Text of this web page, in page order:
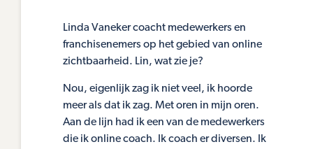
Linda Vaneker coacht medewerkers en
franchisenemers op het gebied van online
zichtbaarheid. Lin, wat zie je?
Nou, eigenlijk zag ik niet veel, ik hoorde
meer als dat ik zag. Met oren in mijn oren.
Aan de lijn had ik een van de medewerkers
die ik online coach. Ik coach er diversen. Ik